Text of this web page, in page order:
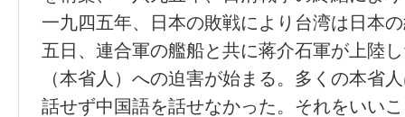
一九四五年、日本の敗戦により台湾は日本
五日、連合軍の艦船と共に蒋介石軍が上陸
（本省人）への迫害が始まる。多くの本省
話せず中国語を話せなかった。それをいい